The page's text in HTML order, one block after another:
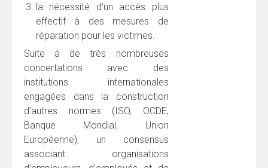
la nécessité d’un accès plus
effectif à des mesures de
réparation pour les victimes.
Suite à de très nombreuses
concertations avec des
institutions internationales
engagées dans la construction
d’autres normes (ISO, OCDE,
Banque Mondial, Union
Européenne), un consensus
associant organisations